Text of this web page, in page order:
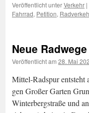
Veröffentlicht unterVerkehr |
Fahrrad, Petition,
Neue
Veröffentlicht am 28. Mai
Mittel-Radspur entsteht
gen Großer Garten
Winterbergstraße und